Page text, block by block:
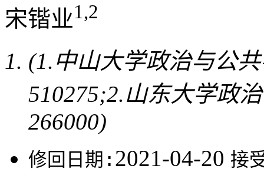
宋锴业1,2
(1.中山大学政治与公
510275;2.山东大学政
266000)
修回日期: 2021-04-20 接